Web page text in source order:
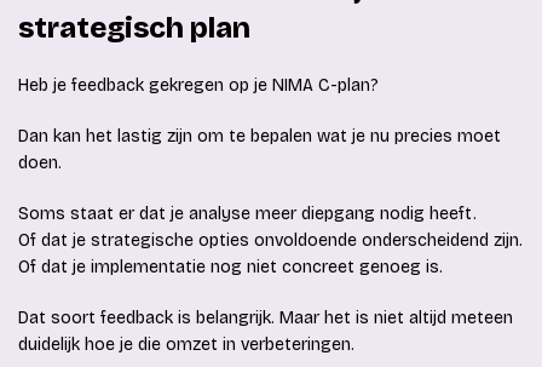
strategisch plan
Heb je feedback gekregen op je NIMA C-plan?
Dan kan het lastig zijn om te bepalen wat je nu precies moet
doen.
Soms staat er dat je analyse meer diepgang nodig heeft.
Of dat je strategische opties onvoldoende onderscheidend zijn.
Of dat je implementatie nog niet concreet genoeg is.
Dat soort feedback is belangrijk. Maar het is niet altijd meteen
duidelijk hoe je die omzet in verbeteringen.